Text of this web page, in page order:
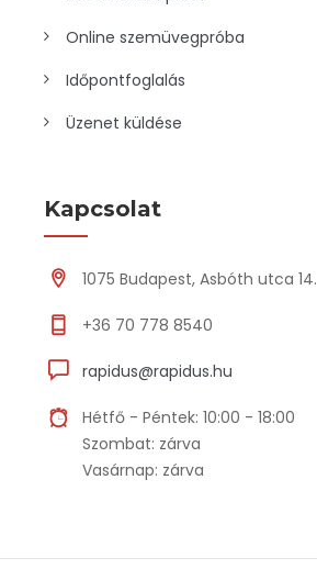
Online szemüvegpróba
Időpontfoglalás
Üzenet küldése
Kapcsolat
1075 Budapest, Asbóth utca 14.
+36 70 778 8540
rapidus@rapidus.hu
Hétfő - Péntek: 10:00 - 18:00
Szombat: zárva
Vasárnap: zárva